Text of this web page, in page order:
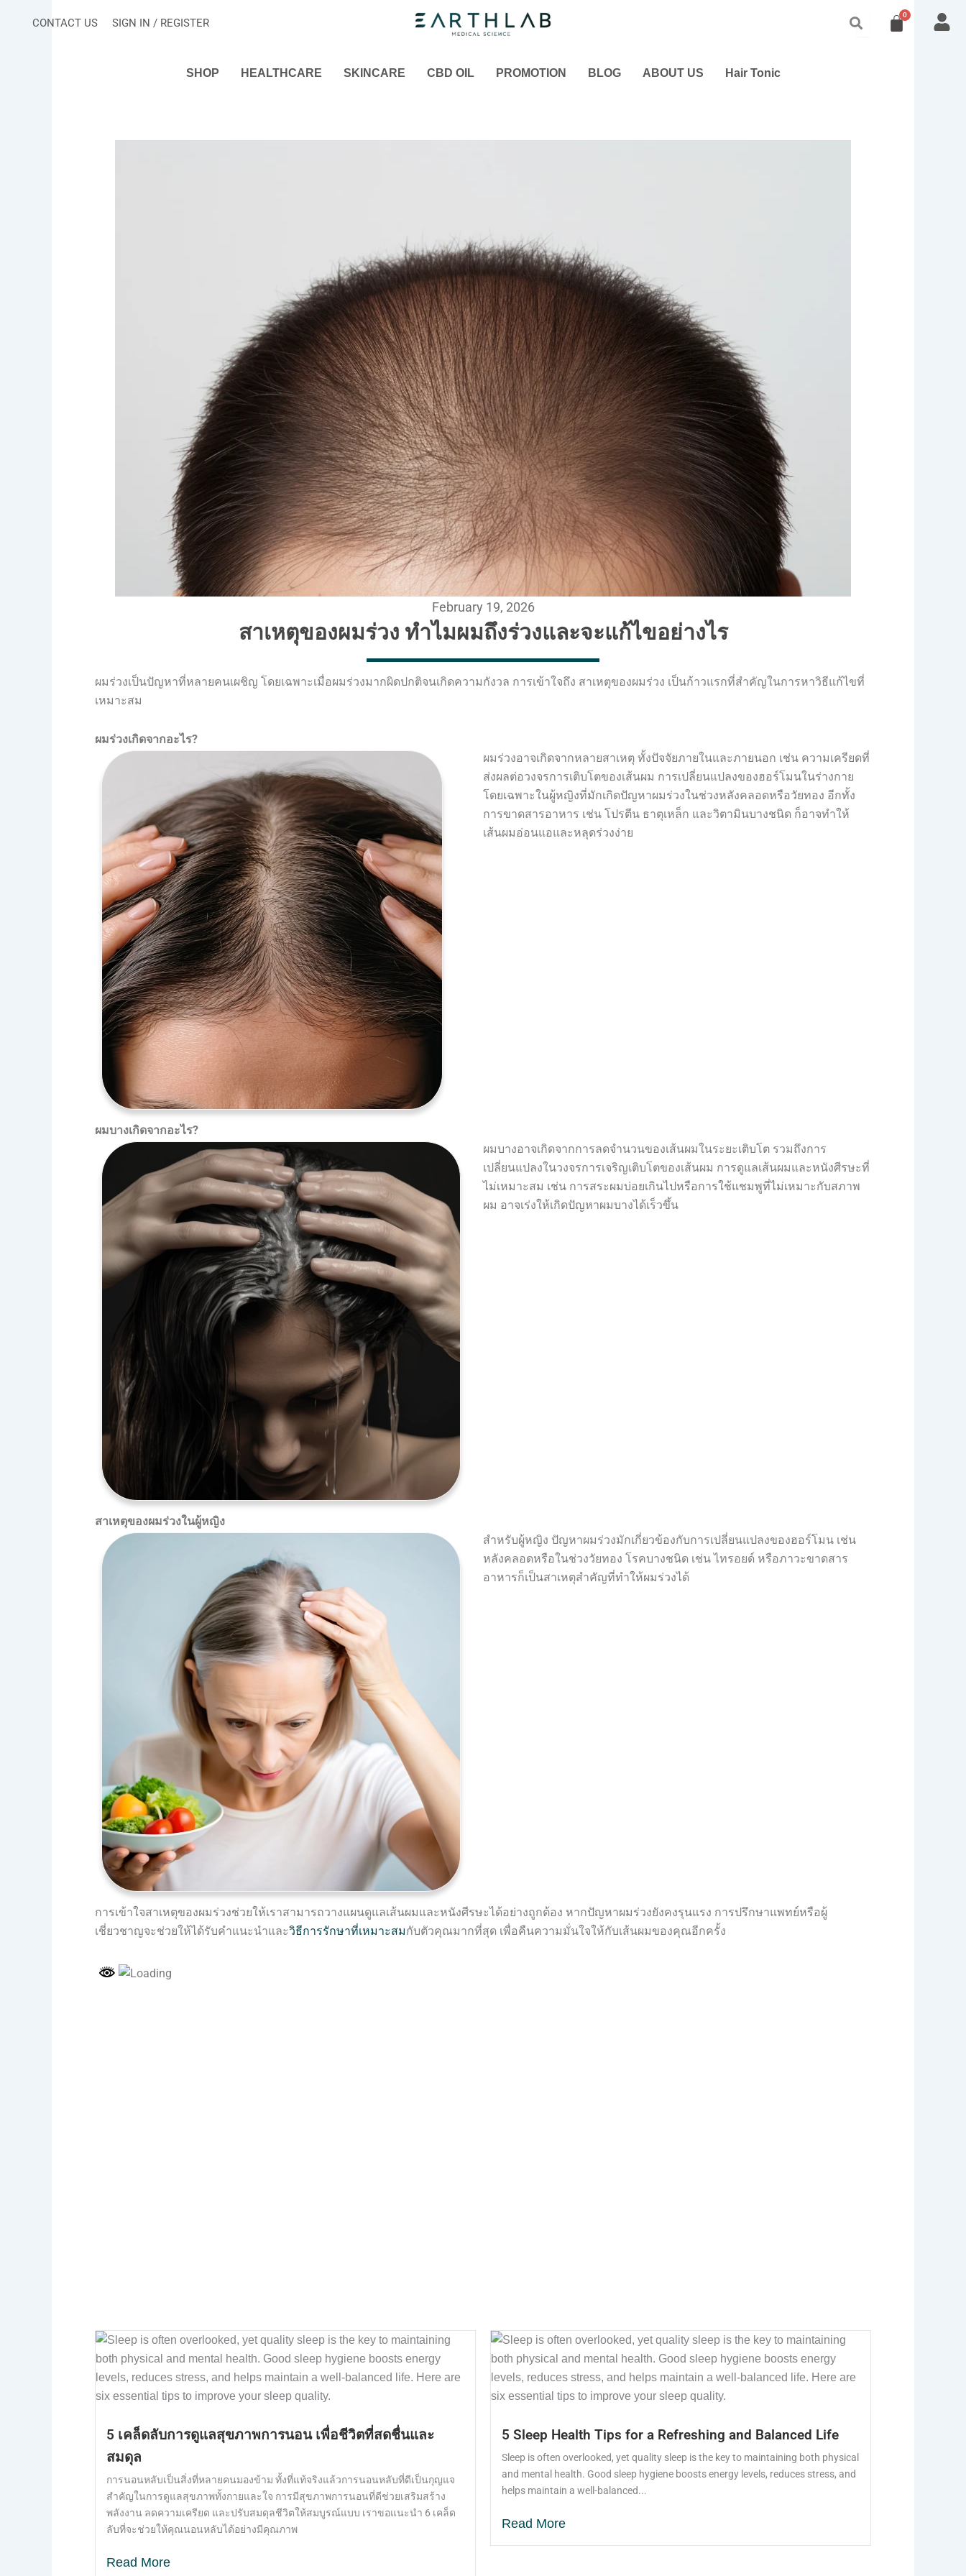
CONTACT US SIGN IN / REGISTER
SHOP HEALTHCARE SKINCARE CBD OIL PROMOTION BLOG ABOUT US Hair Tonic
February 19, 2026
สาเหตุของผมร่วง ทำไมผมถึงร่วงและจะแก้ไขอย่างไร
ผมร่วงเป็นปัญหาที่หลายคนเผชิญ โดยเฉพาะเมื่อผมร่วงมากผิดปกติจนเกิดความกังวล การเข้าใจถึง สาเหตุของผมร่วง เป็นก้าวแรกที่สำคัญในการหาวิธีแก้ไขที่
เหมาะสม
ผมร่วงเกิดจากอะไร?
ผมร่วงอาจเกิดจากหลายสาเหตุ ทั้งปัจจัยภายในและภายนอก เช่น ความเครียดที่
ส่งผลต่อวงจรการเติบโตของเส้นผม การเปลี่ยนแปลงของฮอร์โมนในร่างกาย
โดยเฉพาะในผู้หญิงที่มักเกิดปัญหาผมร่วงในช่วงหลังคลอดหรือวัยทอง อีกทั้ง
การขาดสารอาหาร เช่น โปรตีน ธาตุเหล็ก และวิตามินบางชนิด ก็อาจทำให้
เส้นผมอ่อนแอและหลุดร่วงง่าย
ผมบางเกิดจากอะไร?
ผมบางอาจเกิดจากการลดจำนวนของเส้นผมในระยะเติบโต รวมถึงการ
เปลี่ยนแปลงในวงจรการเจริญเติบโตของเส้นผม การดูแลเส้นผมและหนังศีรษะที่
ไม่เหมาะสม เช่น การสระผมบ่อยเกินไปหรือการใช้แชมพูที่ไม่เหมาะกับสภาพ
ผม อาจเร่งให้เกิดปัญหาผมบางได้เร็วขึ้น
สาเหตุของผมร่วงในผู้หญิง
สำหรับผู้หญิง ปัญหาผมร่วงมักเกี่ยวข้องกับการเปลี่ยนแปลงของฮอร์โมน เช่น
หลังคลอดหรือในช่วงวัยทอง โรคบางชนิด เช่น ไทรอยด์ หรือภาวะขาดสาร
อาหารก็เป็นสาเหตุสำคัญที่ทำให้ผมร่วงได้
การเข้าใจสาเหตุของผมร่วงช่วยให้เราสามารถวางแผนดูแลเส้นผมและหนังศีรษะได้อย่างถูกต้อง หากปัญหาผมร่วงยังคงรุนแรง การปรึกษาแพทย์หรือผู้
เชี่ยวชาญจะช่วยให้ได้รับคำแนะนำและวิธีการรักษาที่เหมาะสมกับตัวคุณมากที่สุด เพื่อคืนความมั่นใจให้กับเส้นผมของคุณอีกครั้ง
5 เคล็ดลับการดูแลสุขภาพการนอน เพื่อชีวิตที่สดชื่นและ
สมดุล
การนอนหลับเป็นสิ่งที่หลายคนมองข้าม ทั้งที่แท้จริงแล้วการนอนหลับที่ดีเป็นกุญแจ
สำคัญในการดูแลสุขภาพทั้งกายและใจ การมีสุขภาพการนอนที่ดีช่วยเสริมสร้าง
พลังงาน ลดความเครียด และปรับสมดุลชีวิตให้สมบูรณ์แบบ เราขอแนะนำ 6 เคล็ด
ลับที่จะช่วยให้คุณนอนหลับได้อย่างมีคุณภาพ
Read More
5 Sleep Health Tips for a Refreshing and Balanced Life
Sleep is often overlooked, yet quality sleep is the key to maintaining both physical
and mental health. Good sleep hygiene boosts energy levels, reduces stress, and
helps maintain a well-balanced...
Read More